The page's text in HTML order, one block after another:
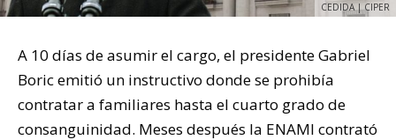
CEDIDA | CIPER
A 10 días de asumir el cargo, el presidente Gabriel
Boric emitió un instructivo donde se prohibía
contratar a familiares hasta el cuarto grado de
consanguinidad. Meses después la ENAMI contrató